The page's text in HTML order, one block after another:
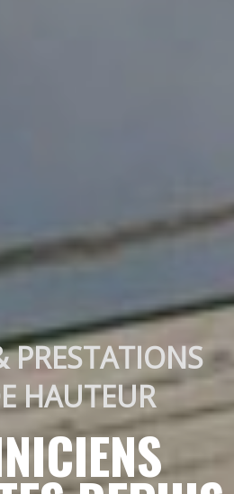
PRESTATIONS
HAUTEUR